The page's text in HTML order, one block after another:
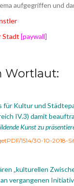
aufgegriffen und
Stadt [paywall]
Wortlaut:
für Kultur und
IV.3) damit
Kunst zu
1514/30-10-2018-
„kulturellen
vergangenen